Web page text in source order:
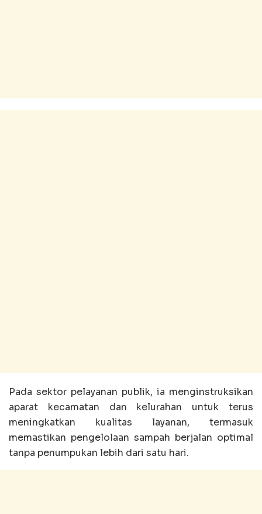
Pada sektor pelayanan publik, ia menginstruksikan
aparat kecamatan dan kelurahan untuk terus
meningkatkan kualitas layanan, termasuk
memastikan pengelolaan sampah berjalan optimal
tanpa penumpukan lebih dari satu hari.